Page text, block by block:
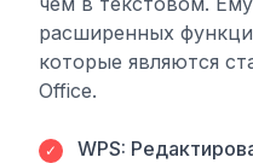
расширенных
которые являются
Office.
✓
WPS: